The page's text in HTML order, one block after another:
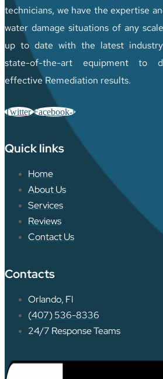
technicians, we have the expertise
water damage situations of any
up to date with the latest
state-of-the-art equipment to
effective Remediation results.
Twitter Facebook-f
Quick links
Home
About Us
Services
Reviews
Contact Us
Contacts
Orlando, Fl
(407) 536-8336
24/7 Response Teams